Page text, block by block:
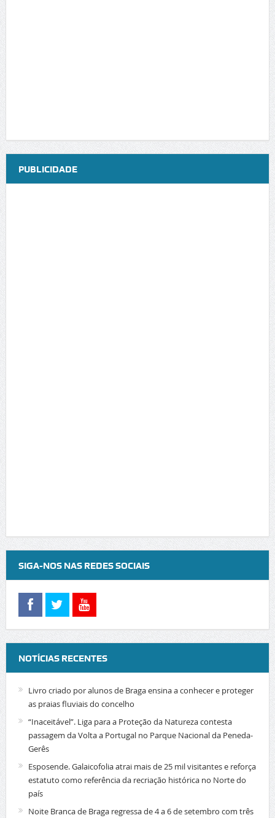
PUBLICIDADE
SIGA-NOS NAS REDES SOCIAIS
NOTÍCIAS RECENTES
Livro criado por alunos de Braga ensina a conhecer e proteger
as praias fluviais do concelho
“Inaceitável”. Liga para a Proteção da Natureza contesta
passagem da Volta a Portugal no Parque Nacional da Peneda-
Gerês
Esposende. Galaicofolia atrai mais de 25 mil visitantes e reforça
estatuto como referência da recriação histórica no Norte do
país
Noite Branca de Braga regressa de 4 a 6 de setembro com três